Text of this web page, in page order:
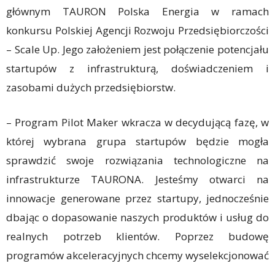
głównym TAURON Polska Energia w ramach
konkursu Polskiej Agencji Rozwoju Przedsiębiorczości
– Scale Up. Jego założeniem jest połączenie potencjału
startupów z infrastrukturą, doświadczeniem i
zasobami dużych przedsiębiorstw.
– Program Pilot Maker wkracza w decydującą fazę, w
której wybrana grupa startupów będzie mogła
sprawdzić swoje rozwiązania technologiczne na
infrastrukturze TAURONA. Jesteśmy otwarci na
innowacje generowane przez startupy, jednocześnie
dbając o dopasowanie naszych produktów i usług do
realnych potrzeb klientów. Poprzez budowę
programów akceleracyjnych chcemy wyselekcjonować